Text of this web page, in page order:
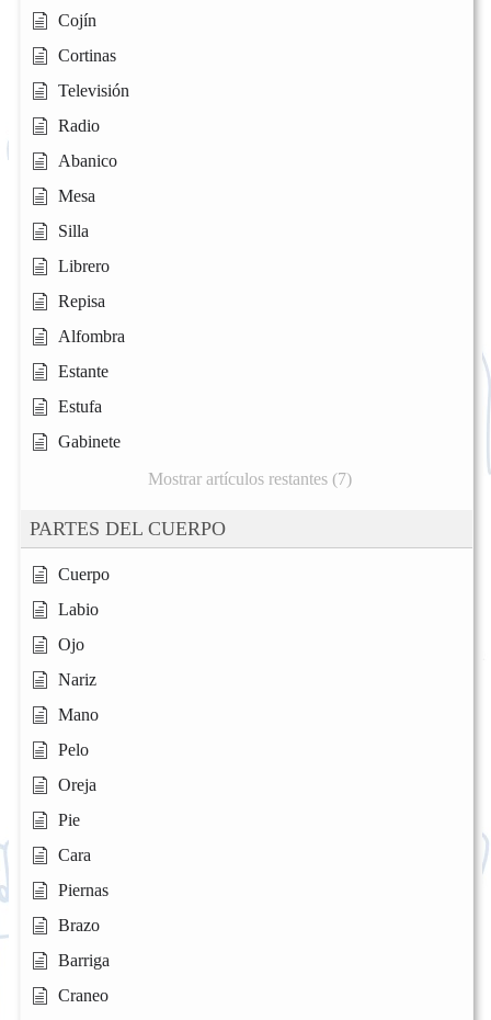
Cojín
Cortinas
Televisión
Radio
Abanico
Mesa
Silla
Librero
Repisa
Alfombra
Estante
Estufa
Gabinete
Mostrar artículos restantes (7)
PARTES DEL CUERPO
Cuerpo
Labio
Ojo
Nariz
Mano
Pelo
Oreja
Pie
Cara
Piernas
Brazo
Barriga
Craneo